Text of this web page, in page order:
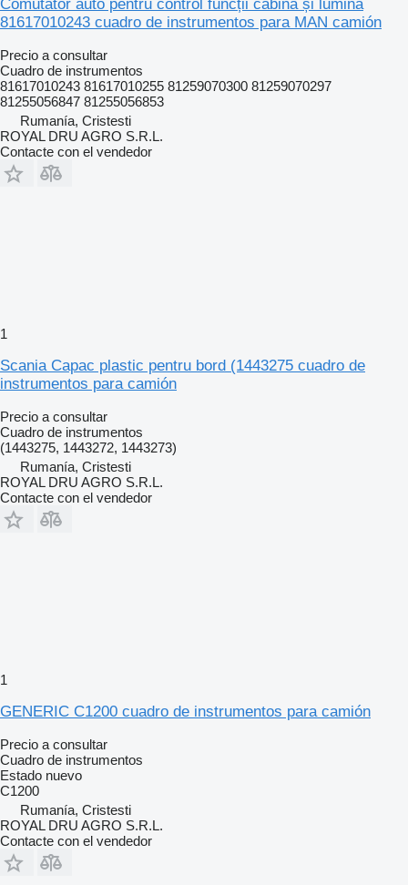
Comutator auto pentru control funcții cabina și lumină
81617010243 cuadro de instrumentos para MAN camión
Precio a consultar
Cuadro de instrumentos
81617010243 81617010255 81259070300 81259070297
81255056847 81255056853
Rumanía, Cristesti
ROYAL DRU AGRO S.R.L.
Contacte con el vendedor
1
Scania Capac plastic pentru bord (1443275 cuadro de
instrumentos para camión
Precio a consultar
Cuadro de instrumentos
(1443275, 1443272, 1443273)
Rumanía, Cristesti
ROYAL DRU AGRO S.R.L.
Contacte con el vendedor
1
GENERIC C1200 cuadro de instrumentos para camión
Precio a consultar
Cuadro de instrumentos
Estado nuevo
C1200
Rumanía, Cristesti
ROYAL DRU AGRO S.R.L.
Contacte con el vendedor